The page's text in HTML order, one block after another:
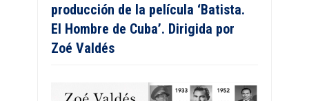
producción de la película ‘Batista.
El Hombre de Cuba’. Dirigida por
Zoé Valdés